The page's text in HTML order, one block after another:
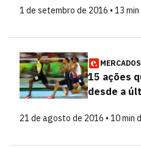
1 de setembro de 2016 • 13
MERCADOS
15 ações
desde a
21 de agosto de 2016 • 10 min